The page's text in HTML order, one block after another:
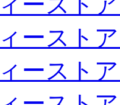
ースト
ースト